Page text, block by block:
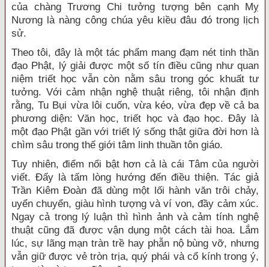
của chàng Trương Chi tưởng tượng bên cạnh Mỵ
Nương là nàng công chúa yêu kiều đâu đó trong lịch
sử.
Theo tôi, đây là một tác phẩm mang đạm nét tinh thần
đạo Phật, lý giải được một số tín điều cũng như quan
niệm triết học vẫn còn nằm sâu trong góc khuất tư
tưởng. Với cảm nhận nghệ thuật riêng, tôi nhận định
rằng, Tu Bụi vừa lôi cuốn, vừa kéo, vừa đẹp về cả ba
phương diện: Văn học, triết học và đạo học. Đây là
một đạo Phật gần với triết lý sống thật giữa đời hơn là
chìm sâu trong thế giới tâm linh thuần tôn giáo.
Tuy nhiên, điểm nổi bật hơn cả là cái Tâm của người
viết. Đấy là tấm lòng hướng đến điều thiện. Tác giả
Trần Kiêm Đoàn đã dùng một lối hành văn trôi chảy,
uyển chuyển, giàu hình tượng và ví von, đầy cảm xúc.
Ngay cả trong lý luận thì hình ảnh và cảm tính nghệ
thuật cũng đã được vận dụng một cách tài hoa. Lắm
lúc, sự lãng mạn tràn trề hay phẫn nộ bùng vỡ, nhưng
vẫn giữ được vẻ tròn trịa, quý phái và cổ kính trong ý,